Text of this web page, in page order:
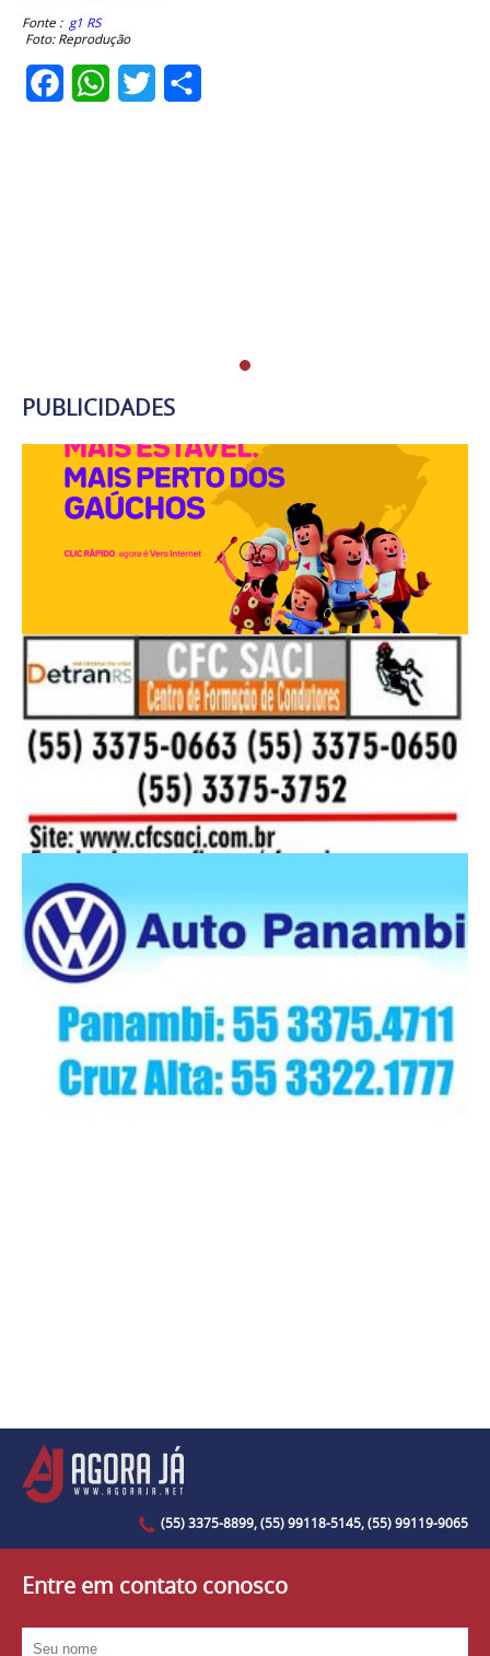
Fonte : g1 RS
Foto: Reprodução
FacebookWhatsApp
Twitter
PUBLICIDADES
(55) 3375-8899, (55) 99118-5145, (55) 99119-9065
Entre em contato conosco